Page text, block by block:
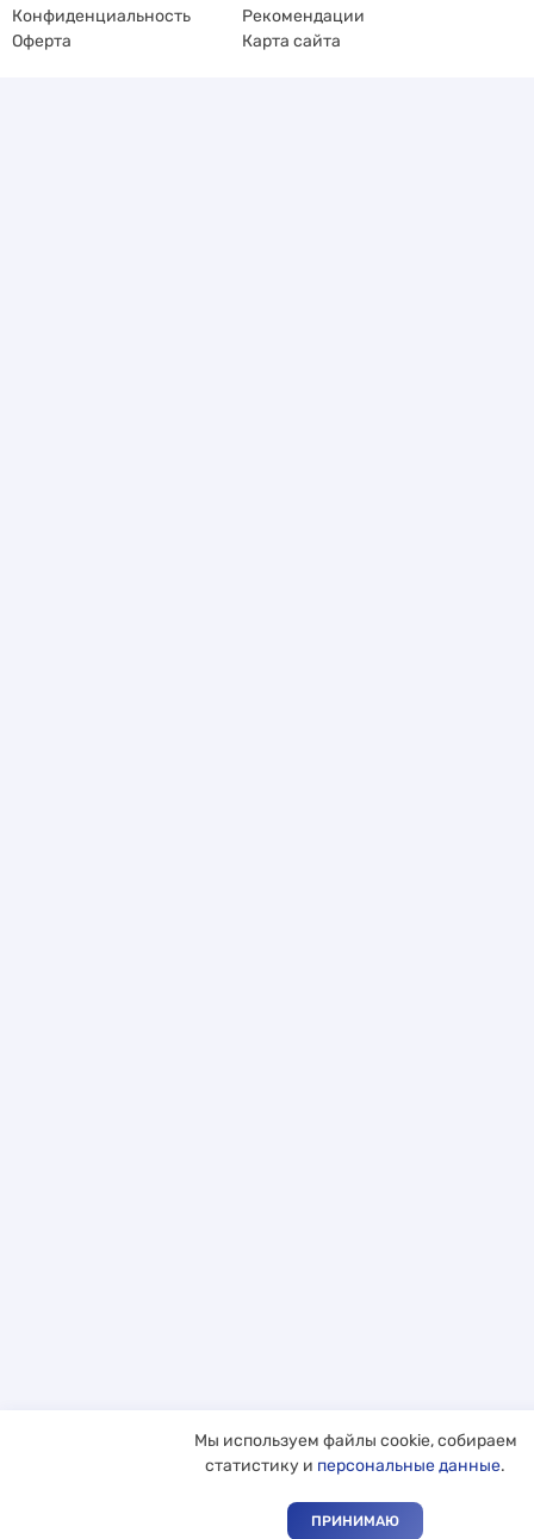
Конфиденциальность
Рекомендации
Оферта
Карта сайта
Мы используем файлы cookie, собираем
статистику и персональные данные.
ПРИНИМАЮ